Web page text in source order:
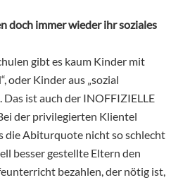
doch immer wieder ihr soziales
gibt es kaum Kinder mit
oder Kinder aus „sozial
ist auch der INOFFIZIELLE
der privilegierten Klientel
die Abiturquote nicht so schlecht
besser gestellte Eltern den
bezahlen, der nötig ist,